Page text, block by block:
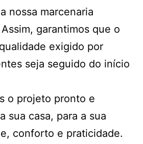
nossa marcenaria
garantimos que o
exigido por
seja seguido do início
o projeto pronto e
sua casa, para a sua
conforto e praticidade.